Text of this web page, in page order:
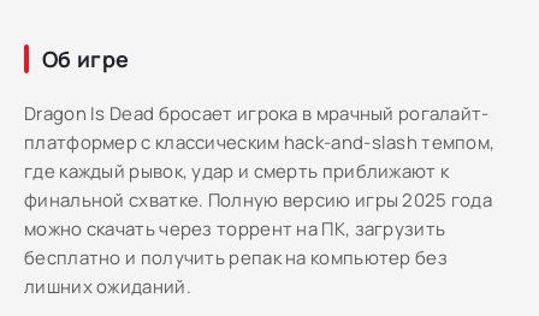
Об игре
Dragon Is Dead бросает игрока в мрачный рогалайт-
платформер с классическим hack-and-slash темпом,
где каждый рывок, удар и смерть приближают к
финальной схватке. Полную версию игры 2025 года
можно скачать через торрент на ПК, загрузить
бесплатно и получить репак на компьютер без
лишних ожиданий.